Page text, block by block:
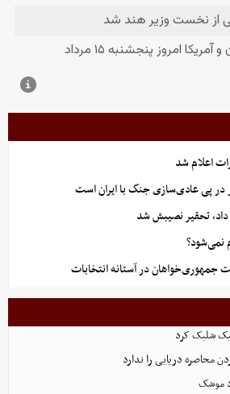
اعلام شد
در پی عادی‌سازی جنگ با ایران است
تحقیر نصیبش شد
نمی‌شود؟
جمهوری‌خواهان در آستانه انتخابات
شلیک کرد
محاصره دریایی را ندارد
موشک